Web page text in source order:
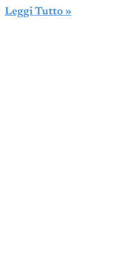
Leggi Tutto »